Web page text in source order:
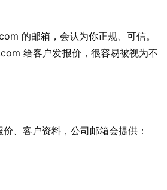
的邮箱，会认为你正规、可信。
给客户发报价，很容易被视为不
、客户资料，公司邮箱会提供：